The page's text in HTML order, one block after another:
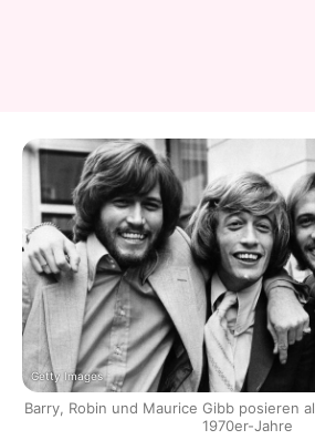
Getty Images
Barry, Robin und Maurice Gibb posieren
1970er-Jahre